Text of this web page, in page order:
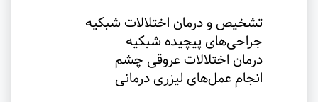
تشخیص و درمان اختلالات شبکیه
جراحی‌های پیچیده شبکیه
درمان اختلالات عروقی چشم
انجام عمل‌های لیزری درمانی